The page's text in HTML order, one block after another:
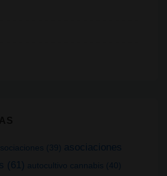
(39)
asociaciones
(61) autocultivo cannabis (40)